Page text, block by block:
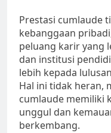
Prestasi cumlaude
kebanggaan
peluang karir yang
dan institusi
lebih kepada
Hal ini tidak heran,
cumlaude memiliki
unggul dan
berkembang.